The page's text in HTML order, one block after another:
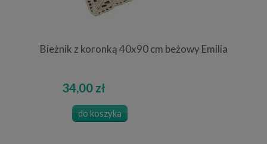
Bieżnik z koronką 40x90 cm beżowy Emilia
34,00 zł
do koszyka